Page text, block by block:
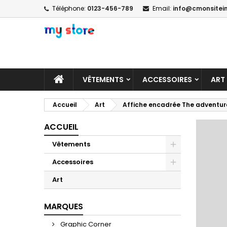
Téléphone: 0123-456-789 Email:
VÊTEMENTS ACCESSOIRES ART
Accueil Art Affiche encadrée The
ACCUEIL
Vêtements
Accessoires
Art
MARQUES
Graphic Corner